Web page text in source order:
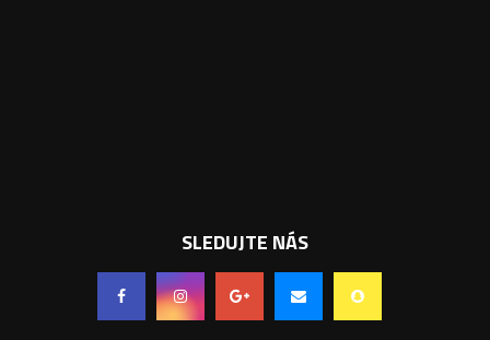
SLEDUJTE NÁS